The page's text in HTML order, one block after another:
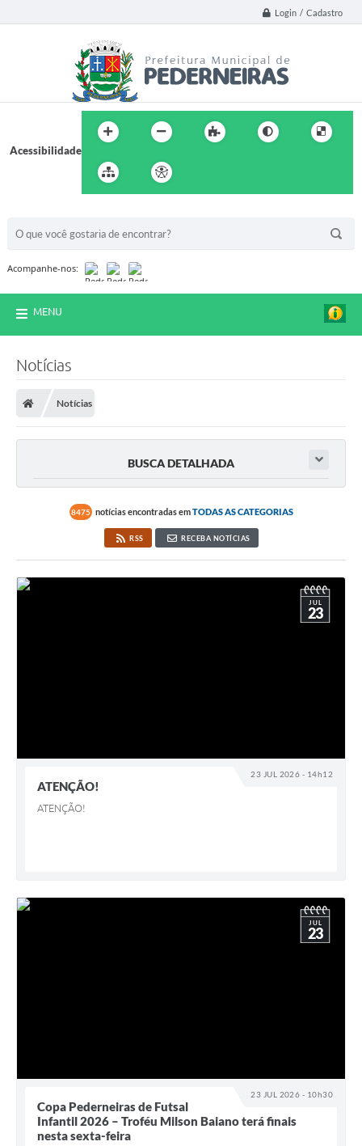
Login / Cadastro
Acessibilidade
Acompanhe-nos:
MENU
Notícias
Notícias
BUSCA DETALHADA
8475 notícias encontradas emTODAS AS CATEGORIAS
RSS RECEBA NOTÍCIAS
23 JUL 2026 - 14h12
JUL
23
ATENÇÃO!
ATENÇÃO!
23 JUL 2026 - 10h30
JUL
23
Copa Pederneiras de Futsal
Infantil 2026 – Troféu Milson Baiano terá finais
nesta sexta-feira